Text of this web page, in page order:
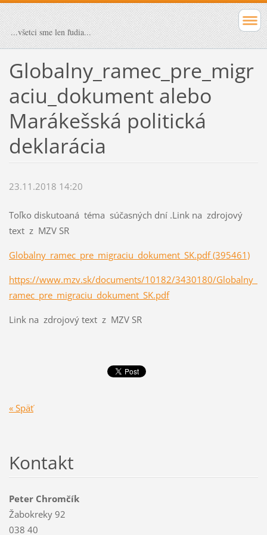
...všetci sme len ľudia...
Globalny_ramec_pre_migr
aciu_dokument alebo
Marákešská politická
deklarácia
23.11.2018 14:20
Toľko diskutoaná téma súčasných dní .Link na zdrojový
text z MZV SR
Globalny_ramec_pre_migraciu_dokument_SK.pdf (395461)
https://www.mzv.sk/documents/10182/3430180/Globalny_
ramec_pre_migraciu_dokument_SK.pdf
Link na zdrojový text z MZV SR
« Späť
Kontakt
Peter Chromčík
Žabokreky 92
038 40